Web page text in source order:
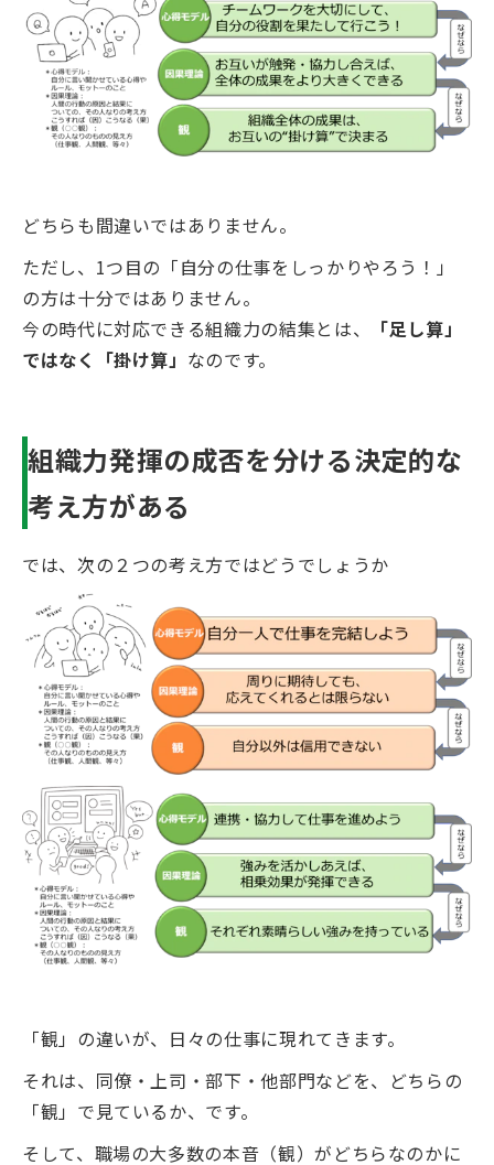
どちらも間違いではありません。
ただし、1つ目の「自分の仕事をしっかりやろう！」
の方は十分ではありません。
今の時代に対応できる組織力の結集とは、
「足し算」
ではなく「掛け算」 なのです。
組織力発揮の成否を分ける決定的な
考え方がある
では、次の２つの考え方ではどうでしょうか
「観」の違いが、日々の仕事に現れてきます。
それは、同僚・上司・部下・他部門などを、どちらの
「観」で見ているか、です。
そして、職場の大多数の本音（観）がどちらなのかに